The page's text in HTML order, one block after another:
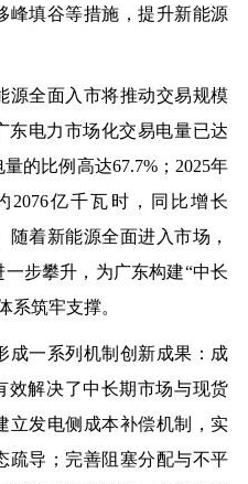
峰填谷等措施，提升新能源
全面入市将推动交易规模
东电力市场化交易电量已达
的比例高达67.7%；2025年
2076亿千瓦时，同比增长
随着新能源全面进入市场，
步攀升，为广东构建“中长
系筑牢支撑。
一系列机制创新成果：成
效解决了中长期市场与现货
立发电侧成本补偿机制，实
疏导；完善阻塞分配与不平